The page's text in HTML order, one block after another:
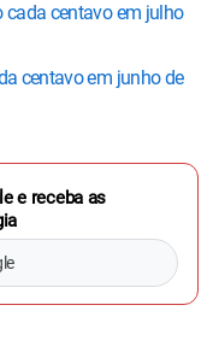
cada centavo em julho
centavo em junho de
e receba as